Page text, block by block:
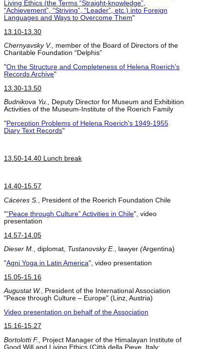
Living Ethics (the Terms “Straight-knowledge”,
“Achievement”, “Striving”, “Leader”, etc.) into Foreign
Languages and Ways to Overcome Them"
13.10-13.30
Chernyavsky V., member of the Board of Directors of the
Charitable Foundation “Delphis”
"On the Structure and Completeness of Helena Roerich's
Records Archive"
13.30-13.50
Budnikova Yu., Deputy Director for Museum and Exhibition
Activities of the Museum-Institute of the Roerich Family
"Perception Problems of Helena Roerich's 1949-1955
Diary Text Records"
13.50-14.40 Lunch break
14.40-15.57
Cáceres S.
, President of the Roerich Foundation Chile
"“Peace through Culture” Activities in Chile", video
presentation
14.57-14.05
Dieser M. , diplomat, Tustanovsky E. , lawyer (Argentina)
"Agni Yoga in Latin America", video presentation
15.05-15.16
Augustat W., President of the International Association
"Peace through Culture – Europe" (Linz, Austria)
Video presentation on behalf of the Association
15.16-15.27
Bortolotti F., Project Manager of the Himalayan Institute of
Good Will and Living Ethics (Città della Pieve, Italy;